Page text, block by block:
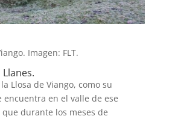
Imagen: FLT.
Llosa de Viango, como su
encuentra en el valle de ese
durante los meses de